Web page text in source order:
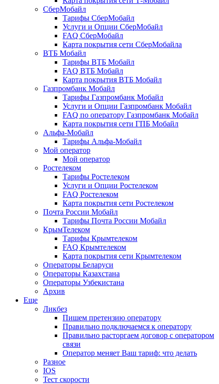
СберМобайл
Тарифы СберМобайл
Услуги и Опции СберМобайл
FAQ СберМобайл
Карта покрытия сети СберМобайлa
ВТБ Мобайл
Тарифы ВТБ Мобайл
FAQ ВТБ Мобайл
Карта покрытия ВТБ Мобайл
Газпромбанк Мобайл
Тарифы Газпромбанк Мобайл
Услуги и Опции Газпромбанк Мобайл
FAQ по оператору Газпромбанк Мобайл
Карта покрытия сети ГПБ Мобайл
Альфа-Мобайл
Тарифы Альфа-Мобайл
Мой оператор
Мой оператор
Ростелеком
Тарифы Ростелеком
Услуги и Опции Ростелеком
FAQ Ростелеком
Карта покрытия сети Ростелеком
Почта России Мобайл
Тарифы Почта России Мобайл
КрымТелеком
Тарифы Крымтелеком
FAQ Крымтелеком
Карта покрытия сети Крымтелеком
Операторы Беларуси
Операторы Казахстана
Операторы Узбекистана
Архив
Еще
Ликбез
Пишем претензию оператору
Правильно подключаемся к оператору
Правильно расторгаем договор с оператором
связи
Оператор меняет Ваш тариф: что делать
Разное
IOS
Тест скорости